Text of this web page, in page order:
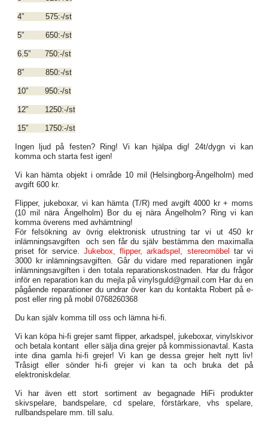
4” 575:-/st
5” 650:-/st
6.5” 750:-/st
8” 850:-/st
10” 950:-/st
12” 1250:-/st
15” 1750:-/st
Ingen ljud på festen? Ring! Vi kan hjälpa dig! 24t/dygn vi kan
komma och starta fest igen!
Vi kan hämta objekt i område 10 mil (Helsingborg-Ängelholm) med
avgift 600 kr.
Flipper, jukeboxar, vi kan hämta (T/R) med avgift 4000 kr + moms
(10 mil nära Ängelholm) Bor du ej nära Ängelholm? Ring vi kan
komma överens med avhämtning!
För felsökning av övrig elektronisk utrustning tar vi ut 450 kr
inlämningsavgiften och sen får du själv bestämma den maximalla
priset för service. Jukebox, flipper, arkadspel, stereomöbel
tar vi
3000 kr inlämningsavgiften. Går du vidare med reparationen ingår
inlämningsavgiften i den totala reparationskostnaden. Har du frågor
inför en reparation kan du mejla på vinylsguld@gmail.com Har du en
pågående reparationer du undrar över kan du kontakta Robert på e-
post eller ring på mobil 0768260368
Du kan själv komma till oss och lämna hi-fi.
Vi kan köpa hi-fi grejer samt flipper, arkadspel, jukeboxar, vinylskivor
och betala kontant eller sälja dina grejer på kommissionavtal. Kasta
inte dina gamla hi-fi grejer! Vi kan ge dessa grejer helt nytt liv!
Tråsigt eller sönder hi-fi grejer vi kan ta och bruka det på
elektroniskdelar.
Vi har även ett stort sortiment av begagnade HiFi produkter
skivspelare, bandspelare, cd spelare, förstärkare, vhs spelare,
rullbandspelare mm. till salu.